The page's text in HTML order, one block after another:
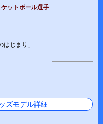
ットボール選手
はじまり」
ズモデル詳細